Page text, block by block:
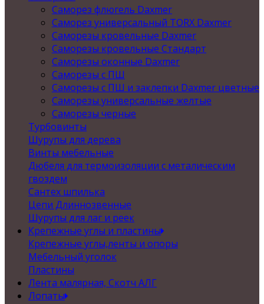
Саморез флюгель Daxmer
Саморез универсальный TORX Daxmer
Саморезы кровельные Daxmer
Саморезы кровельные Стандарт
Саморезы оконные Daxmer
Саморезы с ПШ
Саморезы с ПШ и заклепки Daxmer цветные
Саморезы универсальные желтые
Саморезы черные
Турбовинты
Шурупы для дерева
Винты мебельные
Дюбеля для термоизоляции с металическим
гвоздем
Сантех шпилька
Цепи Длиннозвенные
Шурупы для лаг и реек
Крепежные углы и пластины
Крепежные углы,ленты и опоры
Мебельный уголок
Пластины
Лента малярная, Скотч АЛГ
Лопаты